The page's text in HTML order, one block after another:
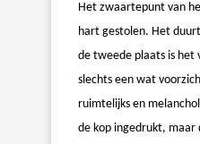
Het zwaartepunt van
hart gestolen. Het
de tweede plaats is het
slechts een wat
ruimtelijks en
de kop ingedrukt, maar